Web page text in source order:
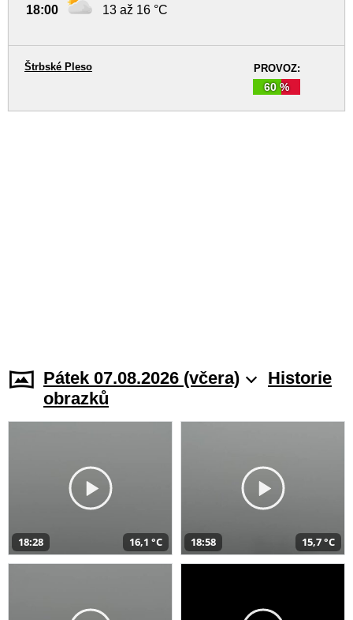
18:00 13 až 16 °C
PROVOZ:
60 %
Štrbské Pleso
Pátek 07.08.2026 (včera)
Historie
obrazků
18:28 16,1 °C 18:58 15,7 °C